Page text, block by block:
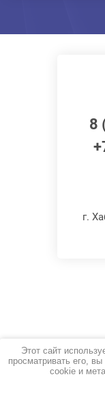
8
г.
Этот сайт
просматривать его,
cookie и